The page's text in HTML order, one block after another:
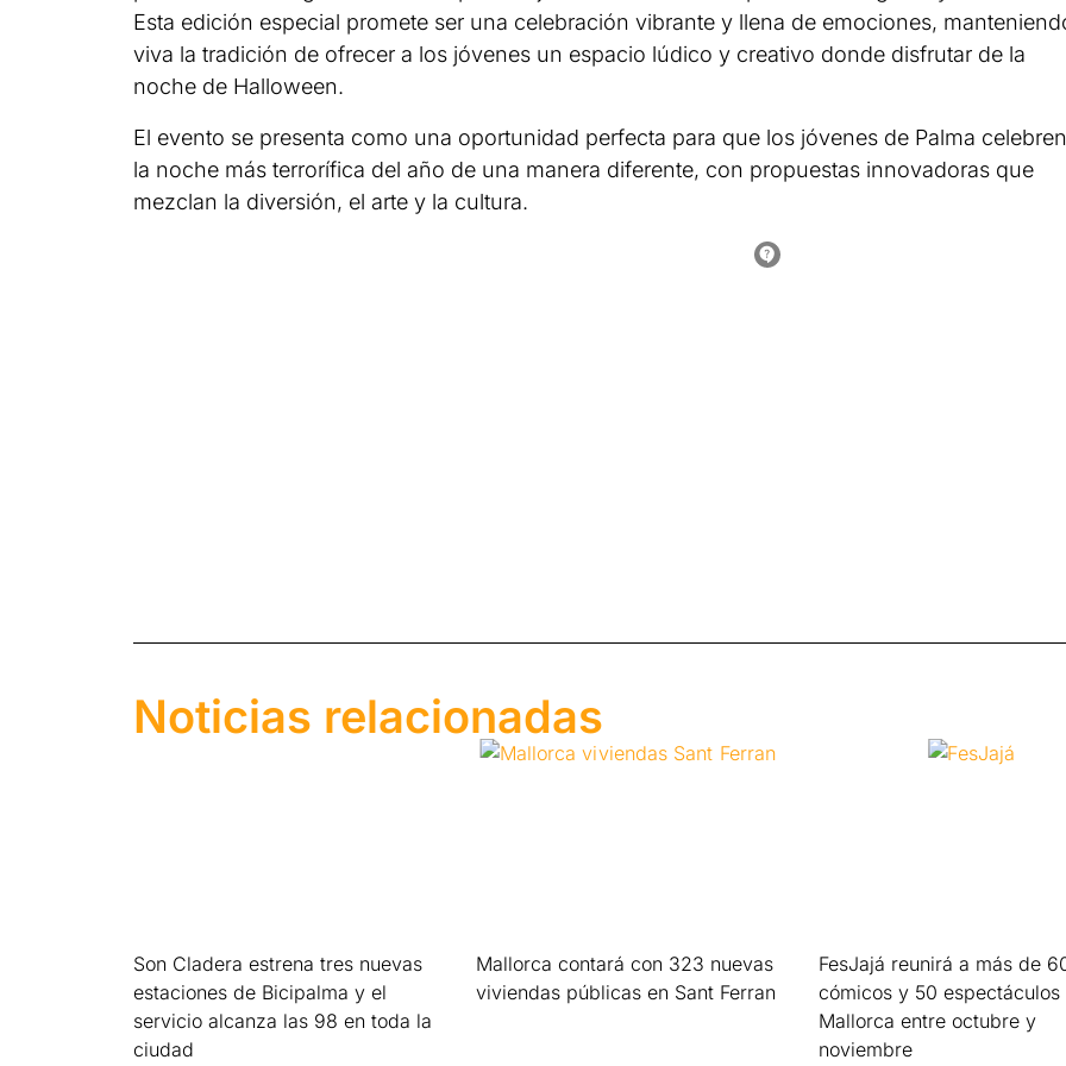
Esta edición especial promete ser una celebración vibrante y llena de emociones,
viva la tradición de ofrecer a los jóvenes un espacio lúdico y creativo donde disfrutar de la
noche de Halloween.
El evento se presenta como una oportunidad perfecta para que los jóvenes de Palma celebren
la noche más terrorífica del año de una manera diferente, con propuestas innovadoras que
mezclan la diversión, el arte y la cultura.
Noticias relacionadas
Son Cladera estrena tres nuevas
estaciones de Bicipalma y el
servicio alcanza las 98 en toda la
ciudad
Mallorca contará con 323 nuevas
viviendas públicas en Sant Ferran
FesJajá reunirá a más de
cómicos y 50 espectáculos
Mallorca entre octubre y
noviembre